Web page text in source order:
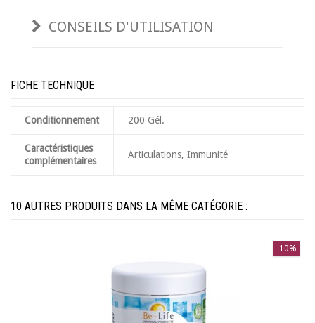
CONSEILS D'UTILISATION
FICHE TECHNIQUE
Conditionnement 200 Gél.
Caractéristiques
complémentaires
Articulations, Immunité
10 AUTRES PRODUITS DANS LA MÊME CATÉGORIE :
-10%